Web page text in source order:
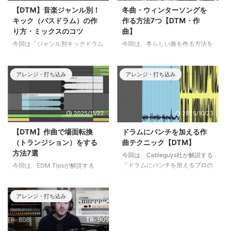
【DTM】音楽ジャンル別！
キック（バスドラム）の作
り方・ミックスのコツ
今回は「ジャンル別キックドラム
ハウス・メロディックテクノ＆ハ
ウス・ドラムンベース・アフロハ
ウス・テクノ・ダブステップ・ト
ランス・ハードコアの8つのジャ
ンルの、それぞれのキックの作り
方のコツをご紹介します。
冬曲・ウィンターソングを
作る方法7つ【DTM・作
曲】
今回は、冬らしい曲を作る方法を
グの作曲や、冬の寒さを表現した
いときに使えるコツを7つご紹介
します。 ポップスだけでなく、
ゲーム音楽や映画音楽にも使えま
すので、ぜひ参考にしてくださ
https://www.youtube.com/watc
h?v=T0FPs-
RcaI0https://www.youtube.com/
watch?v=r1sXrIJhmoY 冬曲・ウ
ィンターソングを作る方法1.キラ
アレンジ・打ち込み
2025/11/22
【DTM】作曲で場面転換
（トランジション）をする
方法7選
今回は、EDM Tipsが解説する
ジションの秘密」をまとめまし
た。AメロからBメロへ行くと
き、Bメロからサビへ行くときな
ど、楽曲中で場面転換をするとき
はスムーズに次へつなげたいでし
アレンジ・打ち込み
2025/10/23
ドラムにパンチを加える作
曲テクニック【DTM】
今回は、Cableguys社が解説する
「ドラムにパンチを加えるプロの
アレンジ・打ち込み